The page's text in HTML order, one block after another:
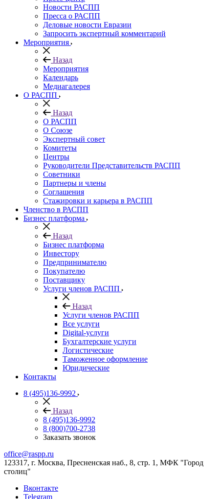
Новости РАСПП
Пресса о РАСПП
Деловые новости Евразии
Запросить экспертный комментарий
Мероприятия
Назад
Мероприятия
Календарь
Медиагалерея
О РАСПП
Назад
О РАСПП
О Союзе
Экспертный совет
Комитеты
Центры
Руководители Представительств РАСПП
Советники
Партнеры и члены
Соглашения
Стажировки и карьера в РАСПП
Членство в РАСПП
Бизнес платформа
Назад
Бизнес платформа
Инвестору
Предпринимателю
Покупателю
Поставщику
Услуги членов РАСПП
Назад
Услуги членов РАСПП
Все услуги
Digital-услуги
Бухгалтерские услуги
Логистические
Таможенное оформление
Юридические
Контакты
8 (495)136-9992
Назад
8 (495)136-9992
8 (800)700-2738
Заказать звонок
office@raspp.ru
123317, г. Москва, Пресненская наб., 8, стр. 1, МФК "Город
столиц"
Вконтакте
Telegram